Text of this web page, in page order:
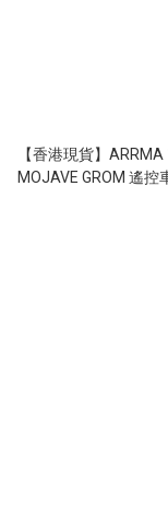
【香港現貨】
MOJAVE GROM 遙控